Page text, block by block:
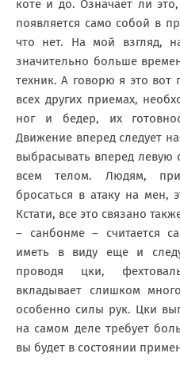
коте и до. Означает ли
появляется само собой в
что нет. На мой взгляд,
значительно больше
техник. А говорю я это вот
всех других приемах,
ног и бедер, их
Движение вперед следует
выбрасывать вперед левую
всем телом. Людям,
бросаться в атаку на мен,
Кстати, все это связано
– санбонме – считается
иметь в виду еще и
проводя цки,
вкладывает слишком
особенно силы рук. Цки
на самом деле требует
вы будет в состоянии